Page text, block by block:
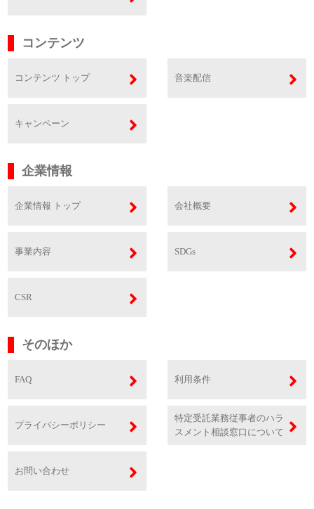
コンテンツ
コンテンツ トップ 音楽配信
キャンペーン
企業情報
企業情報 トップ 会社概要
事業内容 SDGs
CSR
そのほか
FAQ 利用条件
プライバシーポリシー
特定受託業務従事者のハラ
スメント相談窓口について
お問い合わせ